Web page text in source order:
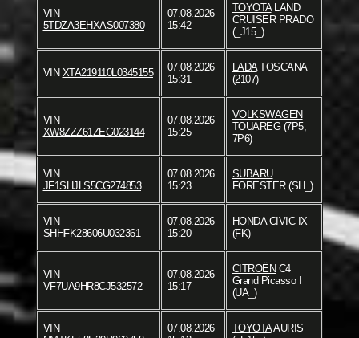
VIN
5TDZA3EHXAS007380
07.08.2026
15:42
TOYOTALAND
CRUISER PRADO
(_J15_)
VIN XTA219110L0345155
07.08.2026
15:31
LADATOSCANA
(2107)
VIN
XW8ZZZ61ZEG023144
07.08.2026
15:25
VOLKSWAGEN
TOUAREG (7P5,
7P6)
VIN
JF1SHJLS5CG274853
07.08.2026
15:23
SUBARU
FORESTER (SH_)
VIN
SHHFK28606U032361
07.08.2026
15:20
HONDACIVIC IX
(FK)
VIN
VF7UA9HR8CJ532572
07.08.2026
15:17
CITROËNC4
Grand Picasso I
(UA_)
VIN
07.08.2026
TOYOTAAURIS